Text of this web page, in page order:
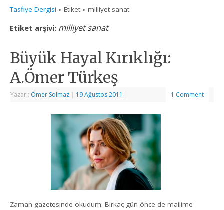
Tasfiye Dergisi » Etiket » milliyet sanat
Etiket arşivi: milliyet sanat
Büyük Hayal Kırıklığı:
A.Ömer Türkeş
Yazarı: Ömer Solmaz | 19 Ağustos 2011 | 1 Comment
Zaman gazetesinde okudum. Birkaç gün önce de mailime